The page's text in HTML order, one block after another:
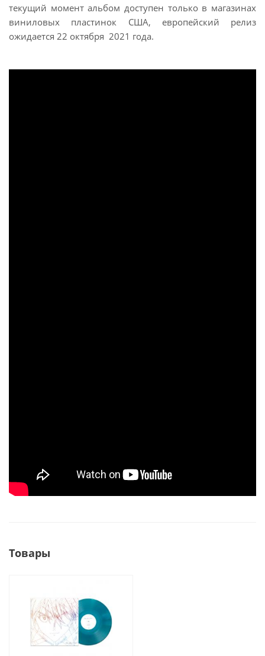
текущий момент альбом доступен только в магазинах
виниловых пластинок США, европейский релиз
ожидается 22 октября 2021 года.
Товары